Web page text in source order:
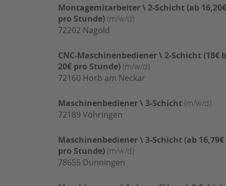
Montagemitarbeiter \ 2-Schicht (ab 16,20€
pro Stunde)(m/w/d)
72202 Nagold
CNC-Maschinenbediener \ 2-Schicht (18€
20€ pro Stunde)(m/w/d)
72160 Horb am Neckar
Maschinenbediener \ 3-Schicht (m/w/d)
72189 Vöhringen
Maschinenbediener \ 3-Schicht (ab 16,79€
pro Stunde)(m/w/d)
78655 Dunningen